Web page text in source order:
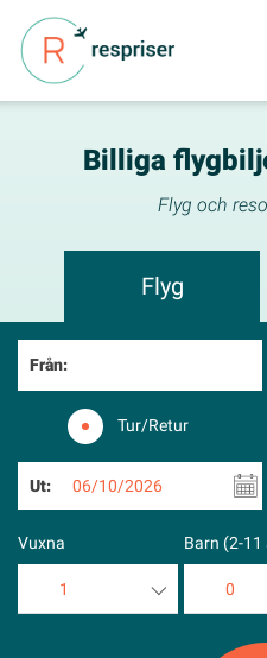
Billiga
Flyg och
Flyg
Från:
Tur/Retur
Ut: 06/10/2026
Vuxna
1
Barn (2-11
0